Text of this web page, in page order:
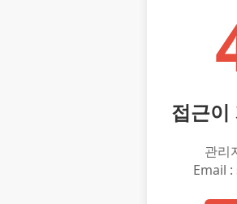
접근이
관리
Email